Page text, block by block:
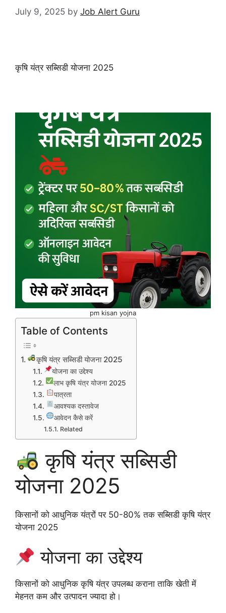
July 9, 2025 by Job Alert Guru
कृषि यंत्र सब्सिडी योजना 2025
pm kisan yojna
Table of Contents
कृषि यंत्र सब्सिडी योजना 2025
योजना का उद्देश्य
लाभ कृषि यंत्र योजना 2025
पात्रता
आवश्यक दस्तावेज
आवेदन कैसे करें
Related
कृषि यंत्र सब्सिडी
योजना 2025
किसानों को आधुनिक यंत्रों पर 50-80% तक सब्सिडी कृषि यंत्र
योजना 2025
योजना का उद्देश्य
किसानों को आधुनिक कृषि यंत्र उपलब्ध कराना ताकि खेती में
मेहनत कम और उत्पादन ज्यादा हो।